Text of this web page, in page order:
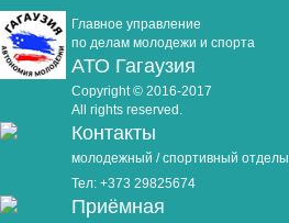
Главное управление
по делам молодежи и спорта
АТО Гагаузия
Copyright © 2016-2017
All rights reserved.
Контакты
молодежный / спортивный отделы
Тел: +373 29825674
Приёмная